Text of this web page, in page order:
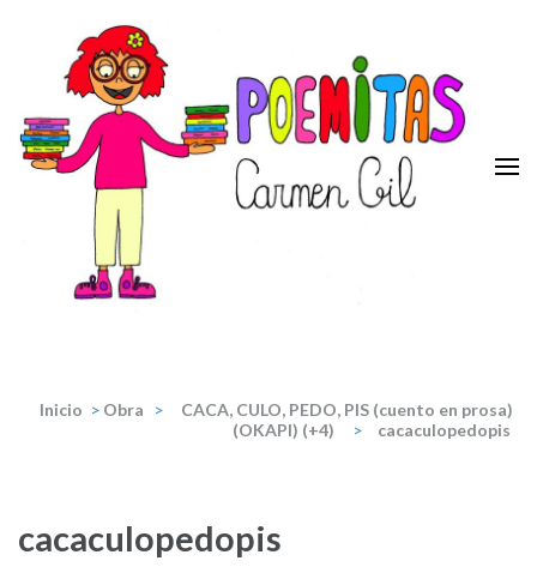
contenido
(presiona
tecla
Inicio > Obra >
CACA, CULO, PEDO, PIS (cuento en prosa)
(OKAPI) (+4)
> cacaculopedopis
cacaculopedopis